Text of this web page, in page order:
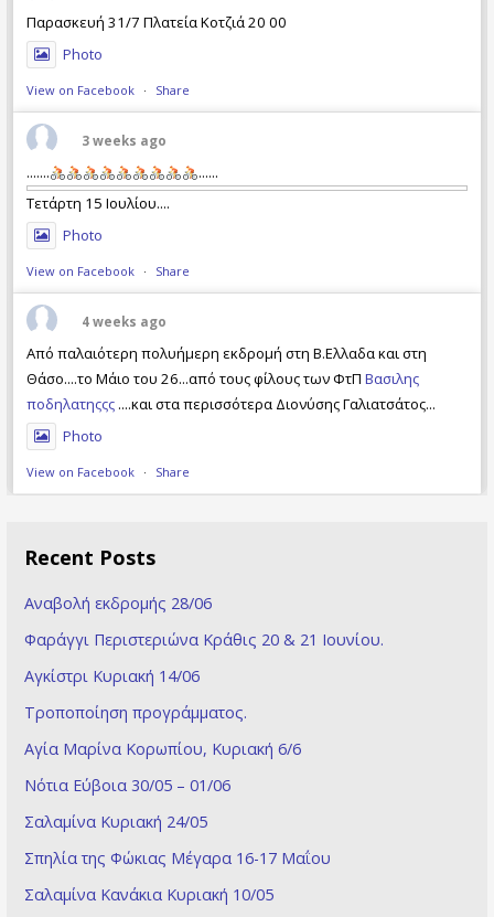
Παρασκευή 31/7 Πλατεία Κοτζιά 20 00
Photo
View on Facebook · Share
3 weeks ago
.......
......
Τετάρτη 15 Ιουλίου....
Photo
View on Facebook · Share
4 weeks ago
Από παλαιότερη πολυήμερη εκδρομή στη Β.Ελλαδα και στη
Θάσο....το Μάιο του 26...από τους φίλους των ΦτΠΒασιλης
ποδηλατηςςς ....και στα περισσότερα Διονύσης Γαλιατσάτος...
Photo
View on Facebook · Share
Recent Posts
Αναβολή εκδρομής 28/06
Φαράγγι Περιστεριώνα Κράθις 20 & 21 Ioυνίου.
Αγκίστρι Κυριακή 14/06
Τροποποίηση προγράμματος.
Αγία Μαρίνα Κορωπίου, Κυριακή 6/6
Νότια Εύβοια 30/05 – 01/06
Σαλαμίνα Κυριακή 24/05
Σπηλία της Φώκιας Μέγαρα 16-17 Μαΐου
Σαλαμίνα Κανάκια Κυριακή 10/05